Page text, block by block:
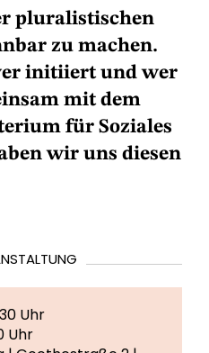
pluralistischen
zu machen.
initiiert und wer
mit dem
für Soziales
wir uns diesen
Uhr
Uhr